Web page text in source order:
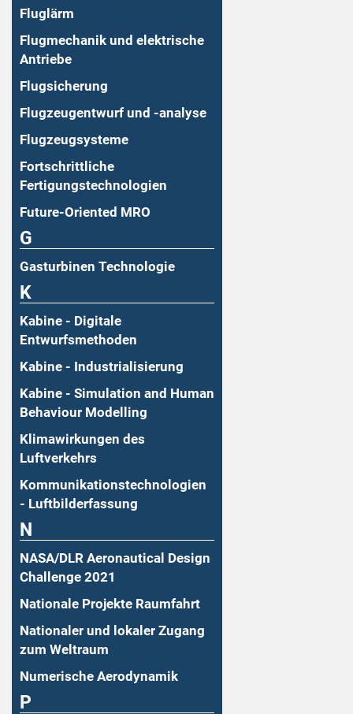
Fluglärm
Flugmechanik und elektrische
Antriebe
Flugsicherung
Flugzeugentwurf und -analyse
Flugzeugsysteme
Fortschrittliche
Fertigungstechnologien
Future-Oriented MRO
G
Gasturbinen Technologie
K
Kabine - Digitale
Entwurfsmethoden
Kabine - Industrialisierung
Kabine - Simulation and Human
Behaviour Modelling
Klimawirkungen des
Luftverkehrs
Kommunikationstechnologien
- Luftbilderfassung
N
NASA/DLR Aeronautical Design
Challenge 2021
Nationale Projekte Raumfahrt
Nationaler und lokaler Zugang
zum Weltraum
Numerische Aerodynamik
P